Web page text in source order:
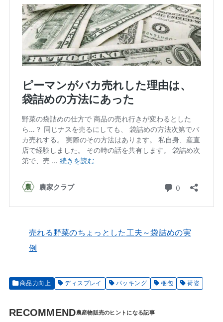
売れる野菜のちょっとした工夫～袋詰めの実
例
商品力向上 ディスプレイ パッキング 梱包 荷姿
RECOMMEND